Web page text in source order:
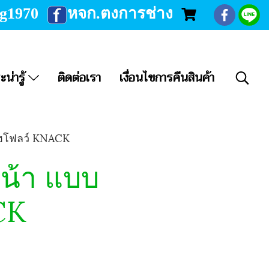
หจก.ตงการช่าง
น่ารู้ ติดต่อเรา เงื่อนไขการคืนสินค้า
ฟลว์ KNACK
า แบบ